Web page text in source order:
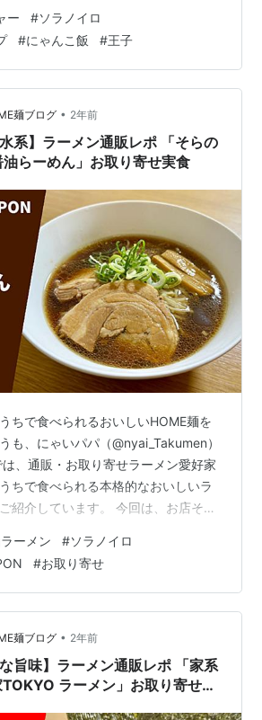
系インスパイア店だ。 元々は2021年
で創業し人気を博したが、2024年2月
た系列の「ラーメン 空ノ色 王子店」
王子店を本店として、高崎市、宇都
している。さて王子店だが、赤い暖
るとこ…
ー #ソラノイロ
#にゃんこ飯 #王子
麺ブログ • 2年前
水系】ラーメン通販レポ 「そらの
らーめん」お取り寄せ実食
ちで食べられるおいしいHOME麺を
も、にゃいパパ（@nyai_Takumen）
、通販・お取り寄せラーメン愛好家
ちで食べられる本格的なおいしいラ
紹介しています。 今回は、お店その
より『そらのいろ NIPPON』の「醤
だきます！ 公式通販で調べる 『ソラ
代田区に本店があり、"女性が1人で
に入れるように"をコンセプトに2011
ランガイドのビブグルマンで3年連続
ーメン #ソラノイロ
#お取り寄せ
麺ブログ • 2年前
な旨味】ラーメン通販レポ 「家系
ラーメン」お取り寄せ実